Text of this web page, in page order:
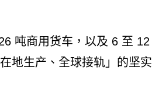
吨商用货车，以及 6 至 12
地生产、全球接轨」的坚实